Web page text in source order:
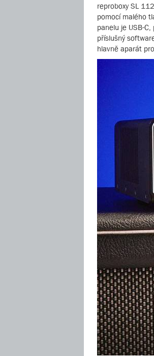
reproboxy SL
pomocí malého
panelu je USB-
příslušný
hlavně aparát